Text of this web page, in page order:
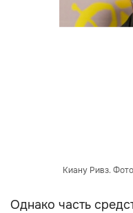
Киану Ривз.
Однако часть